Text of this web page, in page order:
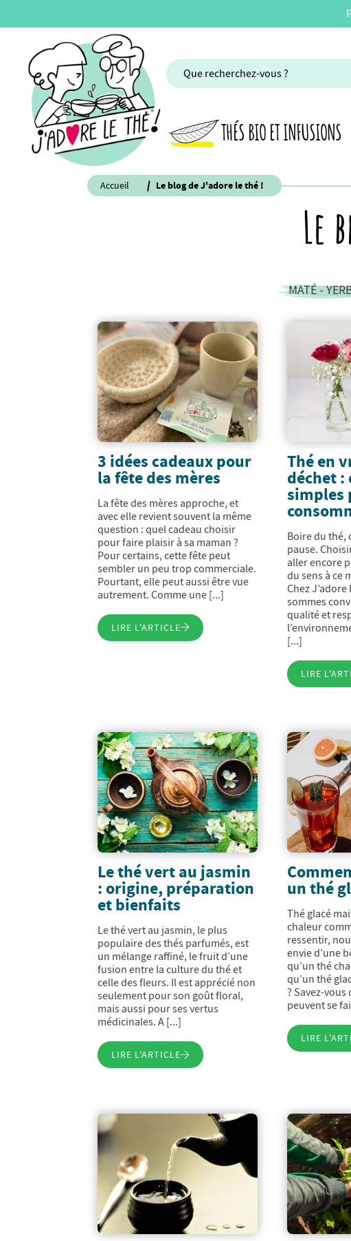
THÉS BIO ET INFUSIONS
Accueil Le blog de J'adore le thé !
Le
MATÉ -
3 idées cadeaux pour
la fête des mères
La fête des mères approche, et
avec elle revient souvent la même
question : quel cadeau choisir
pour faire plaisir à sa maman ?
Pour certains, cette fête peut
sembler un peu trop commerciale.
Pourtant, elle peut aussi être vue
autrement. Comme une [...]
LIRE L'ARTICLE
Thé en
déchet :
simples
Boire du thé,
pause.
aller encore
du sens à ce
Chez
sommes
qualité et
[...]
LIRE
Le thé vert au jasmin
: origine, préparation
et bienfaits
Le thé vert au jasmin, le plus
populaire des thés parfumés, est
un mélange raffiné, le fruit d’une
fusion entre la culture du thé et
celle des fleurs. Il est apprécié non
seulement pour son goût floral,
mais aussi pour ses vertus
médicinales. A [...]
LIRE L'ARTICLE
un thé
Thé glacé
chaleur
ressentir,
envie d’une
qu’un thé
qu’un thé
? Savez-
peuvent se
LIRE